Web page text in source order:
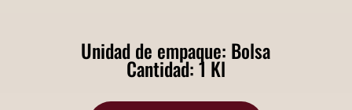
Unidad de empaque: Bolsa
Cantidad: 1 Kl